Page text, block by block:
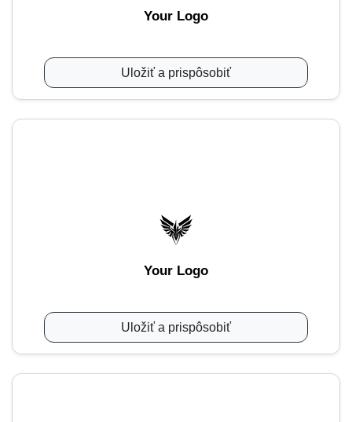
Your Logo
Uložiť a prispôsobiť
Your Logo
Uložiť a prispôsobiť